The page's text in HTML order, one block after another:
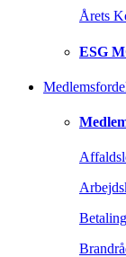
Årets
ESG